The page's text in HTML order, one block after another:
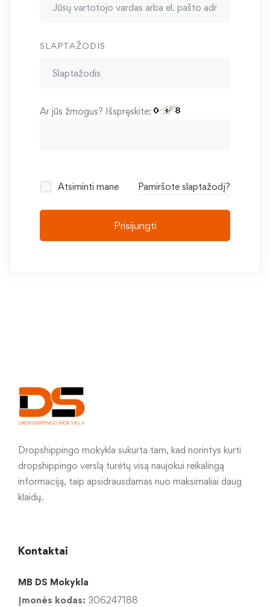
SLAPTAŽODIS
Ar jūs žmogus? Išspręskite:
Atsiminti mane Pamiršote slaptažodį?
Prisijungti
Dropshippingo mokykla sukurta tam, kad norintys kurti
dropshippingo verslą turėtų visą naujokui reikalingą
informaciją, taip apsidrausdamas nuo maksimaliai daug
klaidų.
Kontaktai
MB DS Mokykla
Įmonės kodas: 306247188